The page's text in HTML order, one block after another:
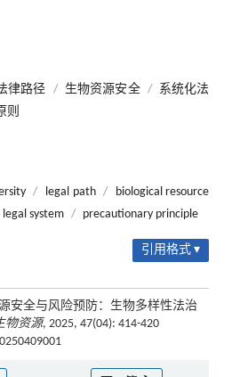
律路径 / 生物资源安全 /
系统化法
则
/ legal path /
biological resource
system / precautionary principle
引用格式 ▾
安全与风险预防：生物多样性法治
物资源, 2025, 47(04): 414-420